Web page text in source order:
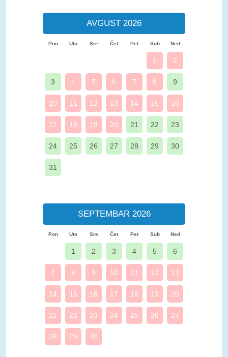
AVGUST 2026
Pon Uto Sre Čet Pet Sub Ned
1 2
3 4 5 6 7 8 9
10 11 12 13 14 15 16
17 18 19 20 21 22 23
24 25 26 27 28 29 30
31
SEPTEMBAR 2026
Pon Uto Sre Čet Pet Sub Ned
1 2 3 4 5 6
7 8 9 10 11 12 13
14 15 16 17 18 19 20
21 22 23 24 25 26 27
28 29 30